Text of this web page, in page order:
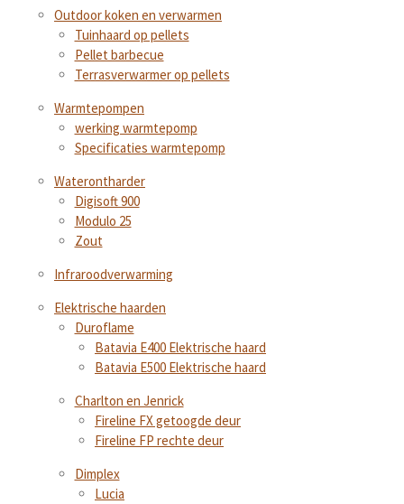
Outdoor koken en verwarmen
Tuinhaard op pellets
Pellet barbecue
Terrasverwarmer op pellets
Warmtepompen
werking warmtepomp
Specificaties warmtepomp
Waterontharder
Digisoft 900
Modulo 25
Zout
Infraroodverwarming
Elektrische haarden
Duroflame
Batavia E400 Elektrische haard
Batavia E500 Elektrische haard
Charlton en Jenrick
Fireline FX getoogde deur
Fireline FP rechte deur
Dimplex
Lucia